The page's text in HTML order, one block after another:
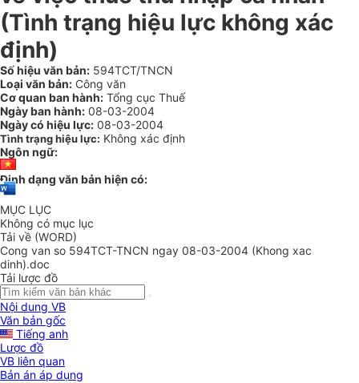
(Tình trạng hiệu lực không xác
định)
Số hiệu văn bản: 594TCT/TNCN
Loại văn bản: Công văn
Cơ quan ban hành: Tổng cục Thuế
Ngày ban hành: 08-03-2004
Ngày có hiệu lực: 08-03-2004
Tình trạng hiệu lực: Không xác định
Ngôn ngữ:
Định dạng văn bản hiện có:
MỤC LỤC
Không có mục lục
Tải về (WORD)
Cong van so 594TCT-TNCN ngay 08-03-2004 (Khong xac
dinh).doc
Tải lược đồ
Nội dung VB
Văn bản gốc
Tiếng anh
Lược đồ
VB liên quan
Bản án áp dụng